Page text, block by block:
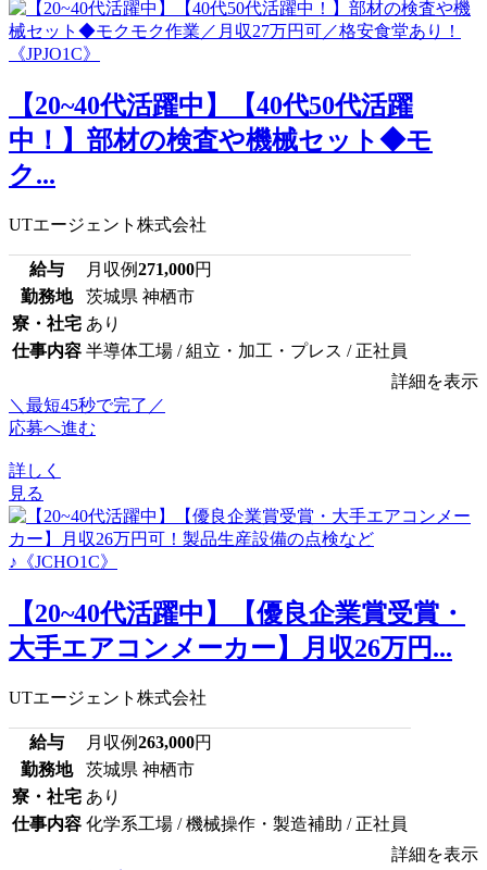
【20~40代活躍中】【40代50代活躍
中！】部材の検査や機械セット◆モ
ク...
UTエージェント株式会社
給与 月収例271,000円
勤務地
茨城県 神栖市
寮・社宅 あり
仕事内容 半導体工場 / 組立・加工・プレス / 正社員
詳細を表示
＼最短45秒で完了／
応募へ進む
詳しく
見る
【20~40代活躍中】【優良企業賞受賞・
大手エアコンメーカー】月収26万円...
UTエージェント株式会社
給与 月収例263,000円
勤務地
茨城県 神栖市
寮・社宅 あり
仕事内容 化学系工場 / 機械操作・製造補助 / 正社員
詳細を表示